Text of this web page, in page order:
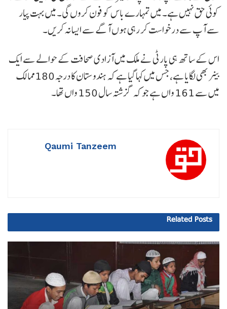
کوئی حق نہیں ہے۔ میں تمہارے باس کو فون کروں گی۔ میں بہت پیار
سے آپ سے درخواست کر رہی ہوں آگے سے ایسا نہ کریں۔
اس کے ساتھ ہی پارٹی نے ملک میں آزادی صحافت کے حوالے سے ایک
بینر بھی لگایا ہے، جس میں کہا گیا ہے کہ ہندوستان کا درجہ 180 ممالک
میں سے 161 واں ہے جو کہ گزشتہ سال 150 واں تھا۔
Qaumi Tanzeem
Related Posts